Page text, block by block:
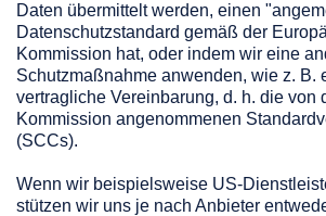
Daten übermittelt werden, einen
Datenschutzstandard gemäß der
Kommission hat, oder indem wir eine
Schutzmaßnahme anwenden, wie z. B.
vertragliche Vereinbarung, d. h. die von
Kommission angenommenen
(SCCs).
Wenn wir beispielsweise US-
stützen wir uns je nach Anbieter